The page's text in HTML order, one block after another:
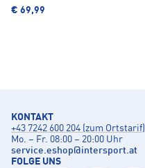
€ 69,99
KONTAKT
+43 7242 600 204 (zum Ortstarif)
Mo. – Fr. 08:00 – 20:00 Uhr
service.eshop@intersport.at
FOLGE UNS